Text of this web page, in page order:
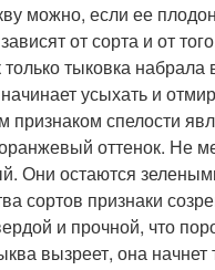
можно, если ее
от сорта и от
только тыковка
усыхать и
признаком спелости
оттенок. Не
Они остаются
сортов признаки
и прочной, что
вызреет, она